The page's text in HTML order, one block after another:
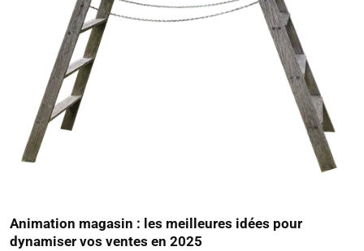
Animation magasin : les meilleures idées pour
dynamiser vos ventes en 2025